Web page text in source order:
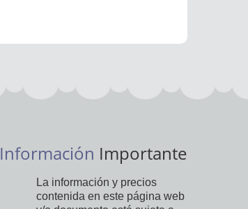
Información Importante
La información y precios
contenida en este página web